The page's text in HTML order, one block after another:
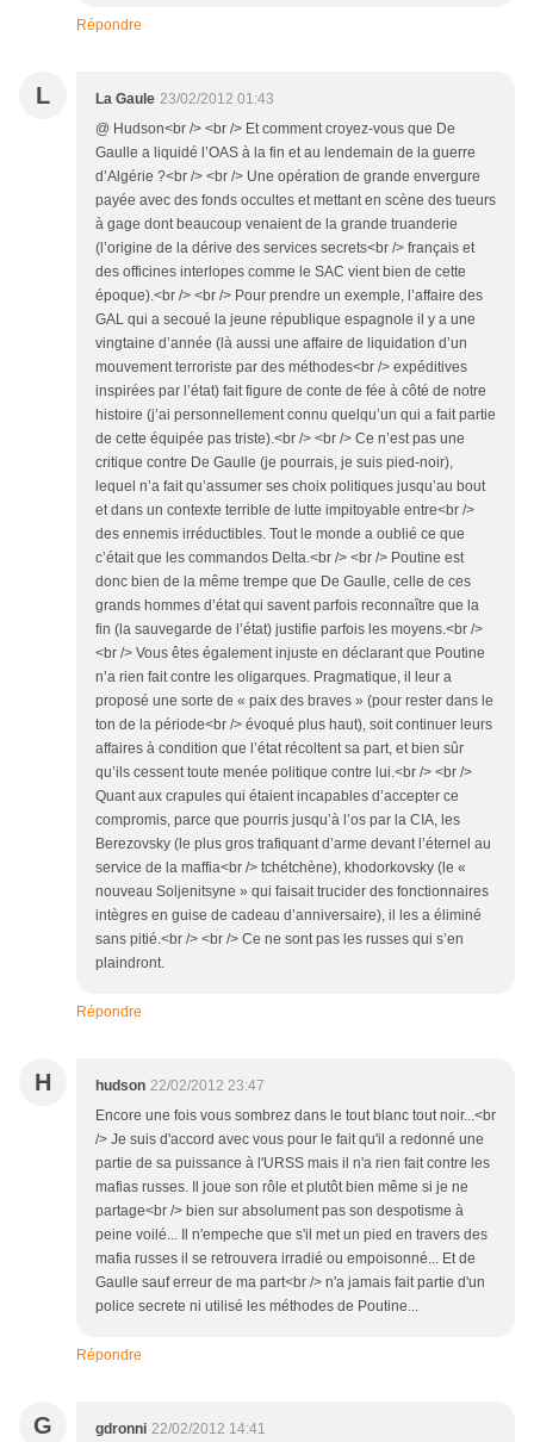
Répondre
L La Gaule 23/02/2012 01:43
@ Hudson<br /> <br /> Et comment croyez-vous que De
Gaulle a liquidé l’OAS à la fin et au lendemain de la guerre
d’Algérie ?<br /> <br /> Une opération de grande envergure
payée avec des fonds occultes et mettant en scène des tueurs
à gage dont beaucoup venaient de la grande truanderie
(l’origine de la dérive des services secrets<br /> français et
des officines interlopes comme le SAC vient bien de cette
époque).<br /> <br /> Pour prendre un exemple, l’affaire des
GAL qui a secoué la jeune république espagnole il y a une
vingtaine d’année (là aussi une affaire de liquidation d’un
mouvement terroriste par des méthodes<br /> expéditives
inspirées par l’état) fait figure de conte de fée à côté de notre
histoire (j’ai personnellement connu quelqu’un qui a fait partie
de cette équipée pas triste).<br /> <br /> Ce n’est pas une
critique contre De Gaulle (je pourrais, je suis pied-noir),
lequel n’a fait qu’assumer ses choix politiques jusqu’au bout
et dans un contexte terrible de lutte impitoyable entre<br />
des ennemis irréductibles. Tout le monde a oublié ce que
c’était que les commandos Delta.<br /> <br /> Poutine est
donc bien de la même trempe que De Gaulle, celle de ces
grands hommes d’état qui savent parfois reconnaître que la
fin (la sauvegarde de l’état) justifie parfois les moyens.<br />
<br /> Vous êtes également injuste en déclarant que Poutine
n’a rien fait contre les oligarques. Pragmatique, il leur a
proposé une sorte de « paix des braves » (pour rester dans le
ton de la période<br /> évoqué plus haut), soit continuer leurs
affaires à condition que l’état récoltent sa part, et bien sûr
qu’ils cessent toute menée politique contre lui.<br /> <br />
Quant aux crapules qui étaient incapables d’accepter ce
compromis, parce que pourris jusqu’à l’os par la CIA, les
Berezovsky (le plus gros trafiquant d’arme devant l’éternel au
service de la maffia<br /> tchétchène), khodorkovsky (le «
nouveau Soljenitsyne » qui faisait trucider des fonctionnaires
intègres en guise de cadeau d’anniversaire), il les a éliminé
sans pitié.<br /> <br /> Ce ne sont pas les russes qui s’en
plaindront.
Répondre
H hudson 22/02/2012 23:47
Encore une fois vous sombrez dans le tout blanc tout noir...<br
/> Je suis d'accord avec vous pour le fait qu'il a redonné une
partie de sa puissance à l'URSS mais il n'a rien fait contre les
mafias russes. Il joue son rôle et plutôt bien même si je ne
partage<br /> bien sur absolument pas son despotisme à
peine voilé... Il n'empeche que s'il met un pied en travers des
mafia russes il se retrouvera irradié ou empoisonné... Et de
Gaulle sauf erreur de ma part<br /> n'a jamais fait partie d'un
police secrete ni utilisé les méthodes de Poutine...
Répondre
G gdronni 22/02/2012 14:41